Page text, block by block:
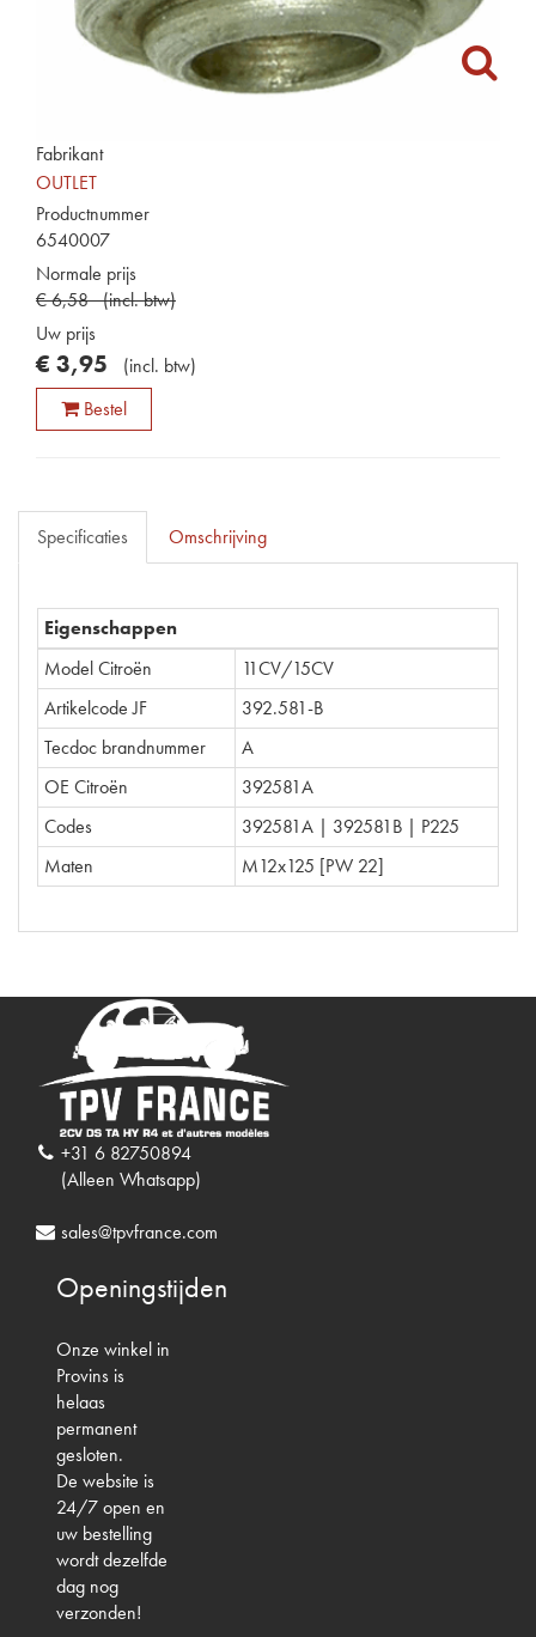
Fabrikant
OUTLET
Productnummer
6540007
Normale prijs
€6,58 (incl. btw)
Uw prijs
€ 3,95 (incl. btw)
Bestel
Specificaties Omschrijving
Eigenschappen
Model Citroën
11CV/15CV
Artikelcode JF
392.581-B
Tecdoc brandnummer
A
OE Citroën
392581A
Codes
392581A | 392581B | P225
Maten
M12x125 [PW 22]
+31 6 82750894
(Alleen Whatsapp)
sales@tpvfrance.com
Openingstijden
Onze winkel in
Provins is
helaas
permanent
gesloten.
De website is
24/7 open en
uw bestelling
wordt dezelfde
dag nog
verzonden!